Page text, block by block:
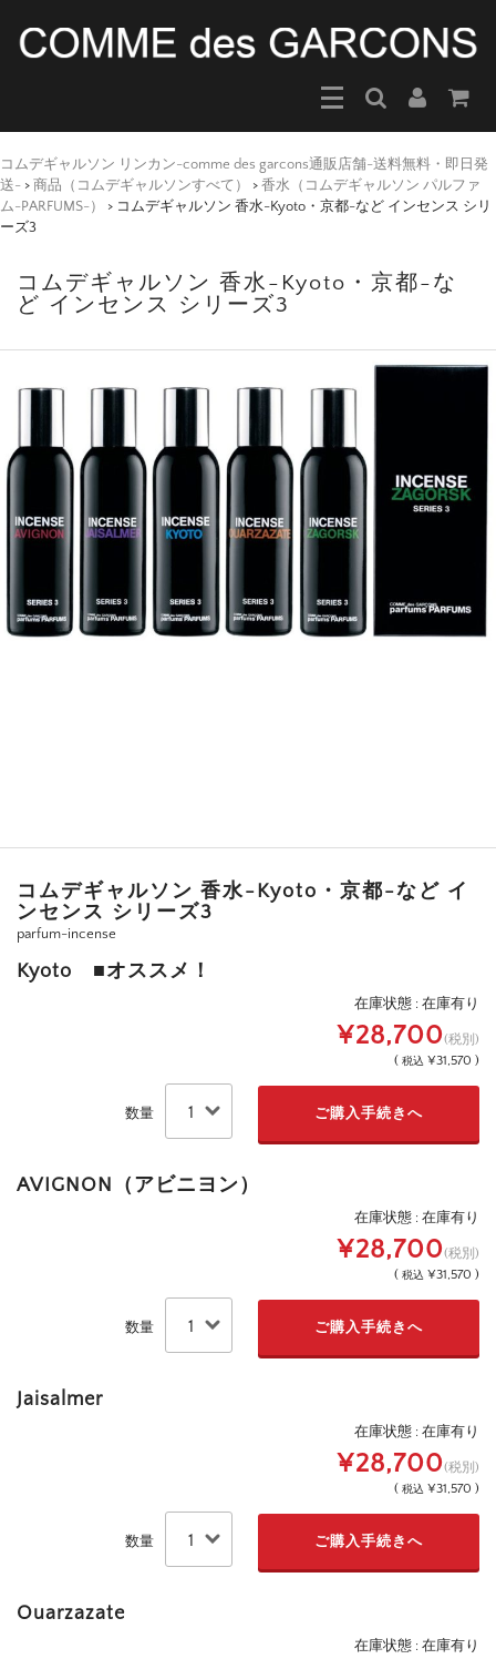
コムデギャルソン リンカン-comme des garcons通販店舗-送料無料・即日発
送- > 商品（コムデギャルソンすべて） > 香水（コムデギャルソン パルファ
ム-PARFUMS-）
> コムデギャルソン 香水-Kyoto・京都-など インセンス シリ
ーズ3
コムデギャルソン 香水-Kyoto・京都-な
ど インセンス シリーズ3
コムデギャルソン 香水-Kyoto・京都-など イ
ンセンス シリーズ3
parfum-incense
Kyoto ■オススメ！
在庫状態 : 在庫有り
¥28,700(税別)
( 税込 ¥31,570 )
数量
AVIGNON（アビニヨン）
在庫状態 : 在庫有り
¥28,700(税別)
( 税込 ¥31,570 )
数量
Jaisalmer
在庫状態 : 在庫有り
¥28,700(税別)
( 税込 ¥31,570 )
数量
Ouarzazate
在庫状態 : 在庫有り